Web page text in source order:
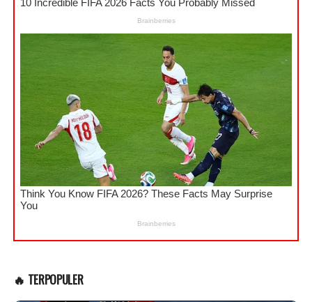
🔥 TERPOPULER